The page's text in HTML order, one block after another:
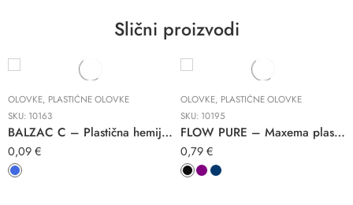
Slični proizvodi
OLOVKE, PLASTIČNE OLOVKE
SKU: 10163
BALZAC C – Plastična hemijska olovka
0,09€
OLOVKE, PLASTIČNE OLOVKE
SKU: 10195
FLOW PURE – Maxema plastična hemijska olovka
0,79€